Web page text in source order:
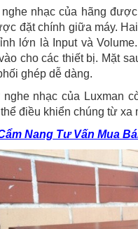
nghe nhạc của hãng
đặt chính giữa máy.
lớn là Input và
cho các thiết bị. Mặt
ghép dễ dàng.
nghe nhạc của Luxman
điều khiển chúng từ xa
Nang Tư Vấn Mua